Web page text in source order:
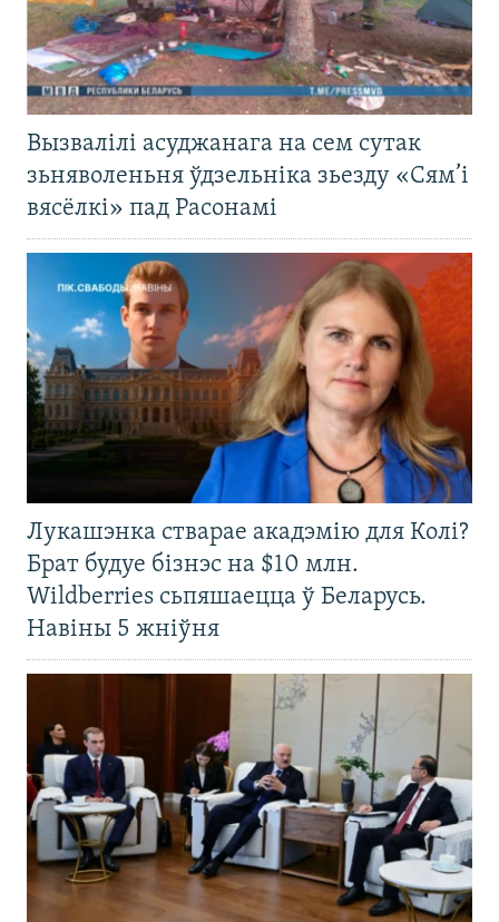
Вызвалілі асуджанага на сем сутак
зьняволеньня ўдзельніка зьезду «Сям’і
вясёлкі» пад Расонамі
Лукашэнка стварае акадэмію для Колі?
Брат будуе бізнэс на $10 млн.
Wildberries сьпяшаецца ў Беларусь.
Навіны 5 жніўня